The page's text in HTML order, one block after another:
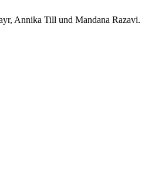
Annika Till und Mandana Razavi.